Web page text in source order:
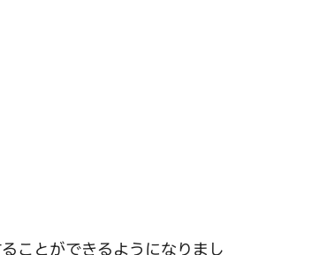
ことができるようになりまし